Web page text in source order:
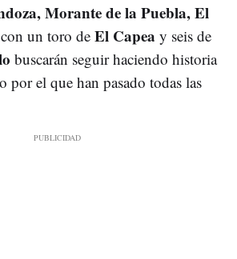
Morante de la Puebla, El
con un toro de El Capea y seis de
buscarán seguir haciendo historia
por el que han pasado todas las